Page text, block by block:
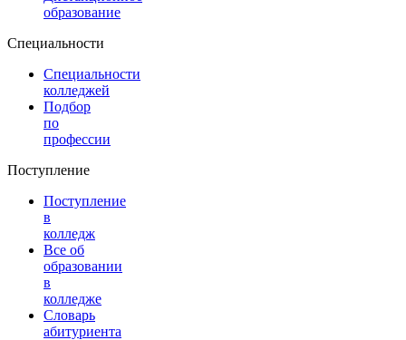
образование
Специальности
Специальности
колледжей
Подбор
по
профессии
Поступление
Поступление
в
колледж
Все об
образовании
в
колледже
Словарь
абитуриента